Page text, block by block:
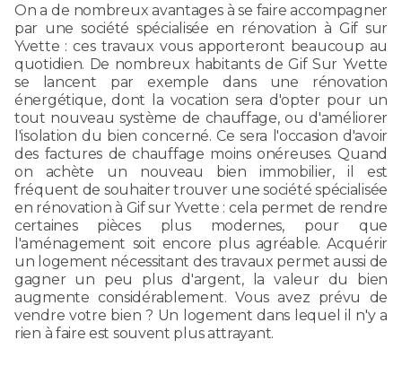
On a de nombreux avantages à se faire accompagner
par une société spécialisée en rénovation à Gif sur
Yvette : ces travaux vous apporteront beaucoup au
quotidien. De nombreux habitants de Gif Sur Yvette
se lancent par exemple dans une rénovation
énergétique, dont la vocation sera d'opter pour un
tout nouveau système de chauffage, ou d'améliorer
l'isolation du bien concerné. Ce sera l'occasion d'avoir
des factures de chauffage moins onéreuses. Quand
on achète un nouveau bien immobilier, il est
fréquent de souhaiter trouver une société spécialisée
en rénovation à Gif sur Yvette : cela permet de rendre
certaines pièces plus modernes, pour que
l'aménagement soit encore plus agréable. Acquérir
un logement nécessitant des travaux permet aussi de
gagner un peu plus d'argent, la valeur du bien
augmente considérablement. Vous avez prévu de
vendre votre bien ? Un logement dans lequel il n'y a
rien à faire est souvent plus attrayant.